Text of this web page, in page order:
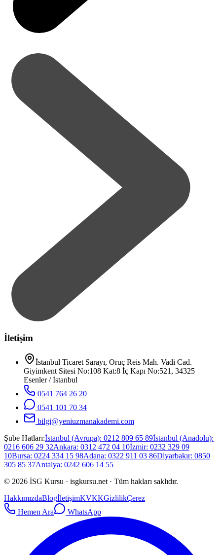
İletişim
İstanbul Ticaret Sarayı, Oruç Reis Mah. Vadi Cad.
Giyimkent Sitesi No:108 Kat:8 İç Kapı No:521, 34325
Esenler / İstanbul
0541 764 26 20
0541 101 70 34
bilgi@yeniuzmanakademi.com
Şube Hatları:İstanbul (Avrupa): 0212 809 65 89İstanbul (Anadolu):
0216 606 29 32Ankara: 0312 472 04 10İzmir: 0232 329 09
10Bursa: 0224 334 15 98Adana: 0322 911 03 86Diyarbakır: 0850
305 85 37Antalya: 0242 606 14 55
© 2026 İSG Kursu · isgkursu.net · Tüm hakları saklıdır.
HakkımızdaBlogİletişimKVKKGizlilikÇerez
Hemen Ara
WhatsApp